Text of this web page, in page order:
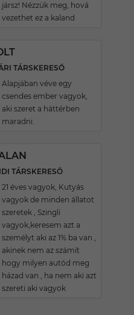
jársz! Nézzük meg, hová
vezethet ez a kaland
TÁRSKERESŐ
Alapjában véve egy
csendes ember vagyok,
aki szeret a háttérben
maradni.
TÁRSKERESŐ
21 éves vagyok, Kutyás
vagyok de minden állatot
szeretek , Szingli
vagyok,keresem azt a
személyt aki az 1% ba van ,
akinek nem az számít
hogy milyen autód meg
házad van , ha nem aki azt
szereti aki vagyok